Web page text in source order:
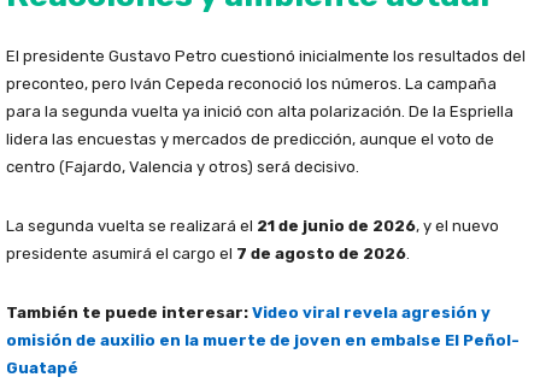
El presidente Gustavo Petro cuestionó inicialmente los resultados del
preconteo, pero Iván Cepeda reconoció los números. La campaña
para la segunda vuelta ya inició con alta polarización. De la Espriella
lidera las encuestas y mercados de predicción, aunque el voto de
centro (Fajardo, Valencia y otros) será decisivo.
La segunda vuelta se realizará el 21 de junio de 2026, y el nuevo
presidente asumirá el cargo el 7 de agosto de 2026.
También te puede interesar: Video viral revela agresión y
omisión de auxilio en la muerte de joven en embalse El Peñol-
Guatapé